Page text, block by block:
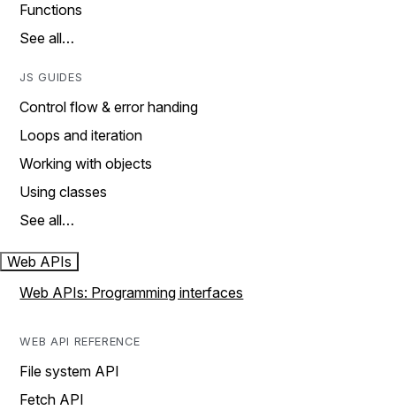
Functions
See all…
JS GUIDES
Control flow & error handing
Loops and iteration
Working with objects
Using classes
See all…
Web APIs
Web APIs: Programming interfaces
WEB API REFERENCE
File system API
Fetch API